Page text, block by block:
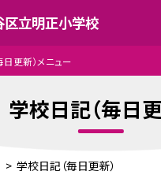
区立明正小学校
更新）メニュー
学校日記（毎日更
> 学校日記（毎日更新）